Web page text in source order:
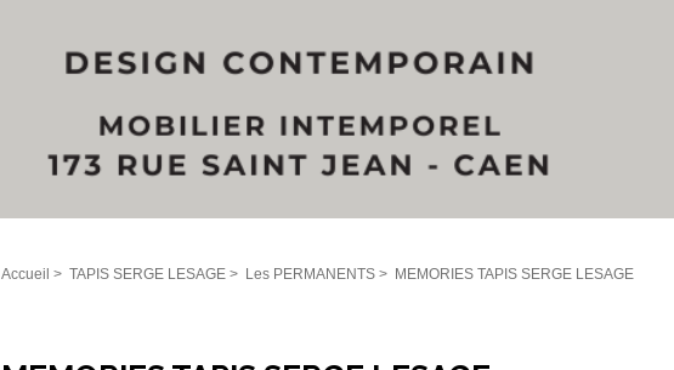
Accueil > TAPIS SERGE LESAGE > Les PERMANENTS > MEMORIES TAPIS SERGE LESAGE